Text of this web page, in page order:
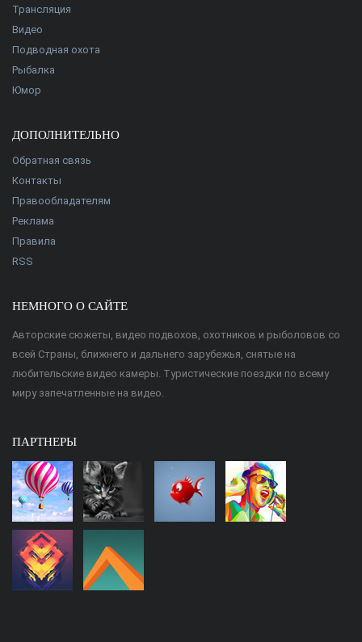
Трансляция
Видео
Подводная охота
Рыбалка
Юмор
ДОПОЛНИТЕЛЬНО
Обратная связь
Контакты
Правообладателям
Реклама
Правила
RSS
НЕМНОГО О САЙТЕ
Авторские сюжеты, видео подвохов, охотников и рыболовов со
всей Страны, ближнего и дальнего зарубежья, снятые на
любительские видео камеры. Туристические поездки по всему
миру запечатленные на видео.
ПАРТНЕРЫ